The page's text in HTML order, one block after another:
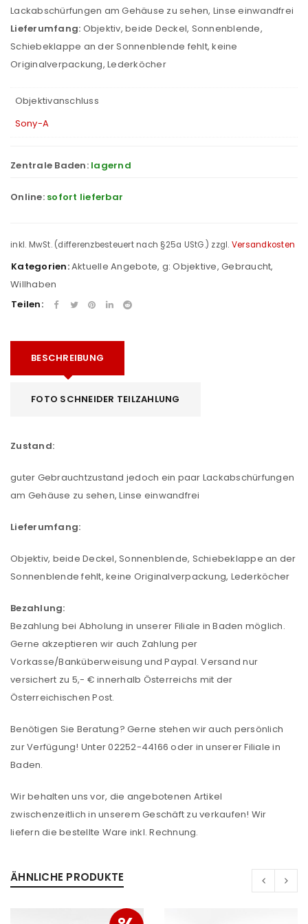
Lackabschürfungen am Gehäuse zu sehen, Linse einwandfrei
Lieferumfang: Objektiv, beide Deckel, Sonnenblende,
Schiebeklappe an der Sonnenblende fehlt, keine
Originalverpackung, Lederköcher
Objektivanschluss
Sony-A
Zentrale Baden: lagernd
Online: sofort lieferbar
inkl. MwSt. (differenzbesteuert nach §25a UStG.) zzgl. Versandkosten
Kategorien:Aktuelle Angebote, g: Objektive, Gebraucht,
Willhaben
Teilen:
BESCHREIBUNG
FOTO SCHNEIDER TEILZAHLUNG
Zustand:
guter Gebrauchtzustand jedoch ein paar Lackabschürfungen
am Gehäuse zu sehen, Linse einwandfrei
Lieferumfang:
Objektiv, beide Deckel, Sonnenblende, Schiebeklappe an der
Sonnenblende fehlt, keine Originalverpackung, Lederköcher
Bezahlung:
Bezahlung bei Abholung in unserer Filiale in Baden möglich.
Gerne akzeptieren wir auch Zahlung per
Vorkasse/Banküberweisung und Paypal. Versand nur
versichert zu 5,- € innerhalb Österreichs mit der
Österreichischen Post.
Benötigen Sie Beratung? Gerne stehen wir auch persönlich
zur Verfügung! Unter 02252-44166 oder in unserer Filiale in
Baden.
Wir behalten uns vor, die angebotenen Artikel
zwischenzeitlich in unserem Geschäft zu verkaufen! Wir
liefern die bestellte Ware inkl. Rechnung.
ÄHNLICHE PRODUKTE